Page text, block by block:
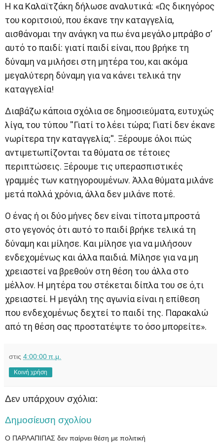
Η κα Καλαϊτζάκη δήλωσε αναλυτικά: «Ως δικηγόρος
του κοριτσιού, που έκανε την καταγγελία,
αισθάνομαι την ανάγκη να πω ένα μεγάλο μπράβο σ’
αυτό το παιδί: γιατί παιδί είναι, που βρήκε τη
δύναμη να μιλήσει στη μητέρα του, και ακόμα
μεγαλύτερη δύναμη για να κάνει τελικά την
καταγγελία!
Διαβάζω κάποια σχόλια σε δημοσιεύματα, ευτυχώς
λίγα, του τύπου ''Γιατί το λέει τώρα; Γιατί δεν έκανε
νωρίτερα την καταγγελία;''. Ξέρουμε όλοι πώς
αντιμετωπίζονται τα θύματα σε τέτοιες
περιπτώσεις. Ξέρουμε τις υπερασπιστικές
γραμμές των κατηγορουμένων. Άλλα θύματα μιλάνε
μετά πολλά χρόνια, άλλα δεν μιλάνε ποτέ.
Ο ένας ή οι δύο μήνες δεν είναι τίποτα μπροστά
στο γεγονός ότι αυτό το παιδί βρήκε τελικά τη
δύναμη και μίλησε. Και μίλησε για να μιλήσουν
ενδεχομένως και άλλα παιδιά. Μίλησε για να μη
χρειαστεί να βρεθούν στη θέση του άλλα στο
μέλλον. Η μητέρα του στέκεται δίπλα του σε ό,τι
χρειαστεί. Η μεγάλη της αγωνία είναι η επίθεση
που ενδεχομένως δεχτεί το παιδί της. Παρακαλώ
από τη θέση σας προστατέψτε το όσο μπορείτε».
στις 4:00:00 π.μ.
Κοινή χρήση
Δεν υπάρχουν σχόλια:
Δημοσίευση σχολίου
Ο ΠΑΡΛΑΠΙΠΑΣ δεν παίρνει θέση με πολιτική